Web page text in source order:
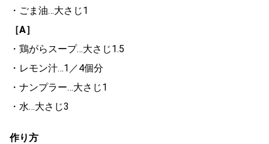
・ごま油…大さじ1
［A］
・鶏がらスープ…大さじ1.5
・レモン汁…1／4個分
・ナンプラー…大さじ1
・水…大さじ3
作り方